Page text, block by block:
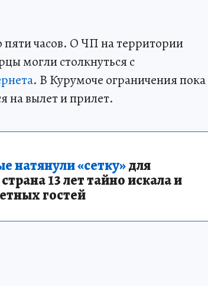
пяти часов. О ЧП на территории
могли столкнуться с
. В Курумоче ограничения пока
на вылет и прилет.
натянули «сетку»для
13 лет тайно искала и
гостей